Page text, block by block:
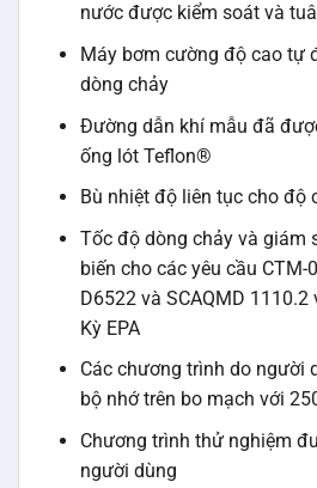
nước được kiểm soát và
Máy bơm cường độ cao tự
dòng chảy
Đường dẫn khí mẫu đã
ống lót Teflon®
Bù nhiệt độ liên tục cho độ
Tốc độ dòng chảy và giám
biến cho các yêu cầu CTM-
D6522 và SCAQMD 1110.2
Kỳ EPA
Các chương trình do người
bộ nhớ trên bo mạch với
Chương trình thử nghiệm
người dùng